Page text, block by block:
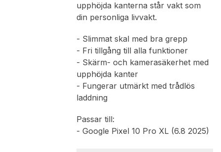
upphöjda kanterna står vakt som
din personliga livvakt.
- Slimmat skal med bra grepp
- Fri tillgång till alla funktioner
- Skärm- och kamerasäkerhet med
upphöjda kanter
- Fungerar utmärkt med trådlös
laddning
Passar till:
- Google Pixel 10 Pro XL (6.8 2025)